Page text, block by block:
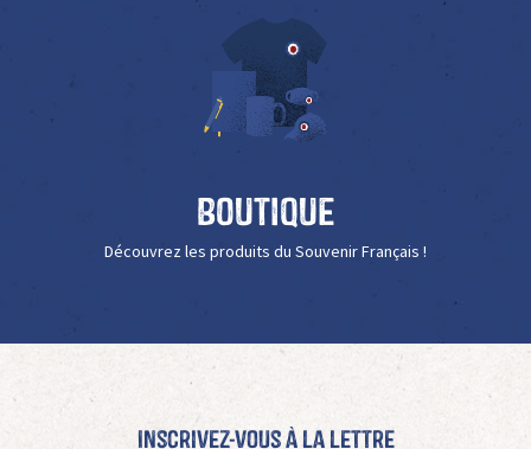
Boutique
Découvrez les produits du Souvenir Français !
Inscrivez-vous à La Lettre